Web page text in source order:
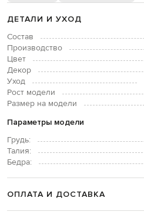
ДЕТАЛИ И УХОД
Состав
Производство
Цвет
Декор
Уход
Рост модели
Размер на модели
Параметры модели
Грудь:
Талия:
Бедра:
ОПЛАТА И ДОСТАВКА